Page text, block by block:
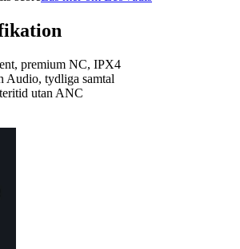
premium NC, IPX4
Audio, tydliga samtal
utan ANC